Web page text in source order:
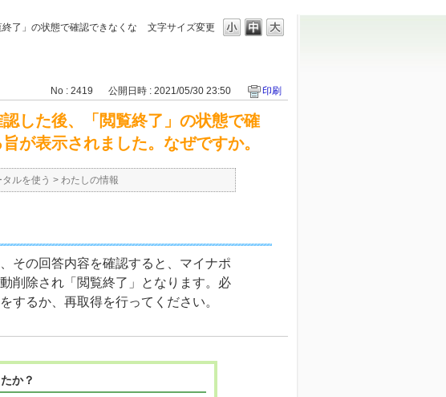
文字サイズ変更
了」の状態で確認できなくな
No : 2419 公開日時 : 2021/05/30 23:50 印刷
した後、「閲覧終了」の状態で確
が表示されました。なぜですか。
ルを使う > わたしの情報
その回答内容を確認すると、マイナポ
削除され「閲覧終了」となります。必
するか、再取得を行ってください。
か？